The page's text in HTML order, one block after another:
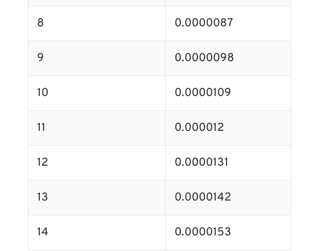
8 0.0000087
9 0.0000098
10 0.0000109
11 0.000012
12 0.0000131
13 0.0000142
14 0.0000153